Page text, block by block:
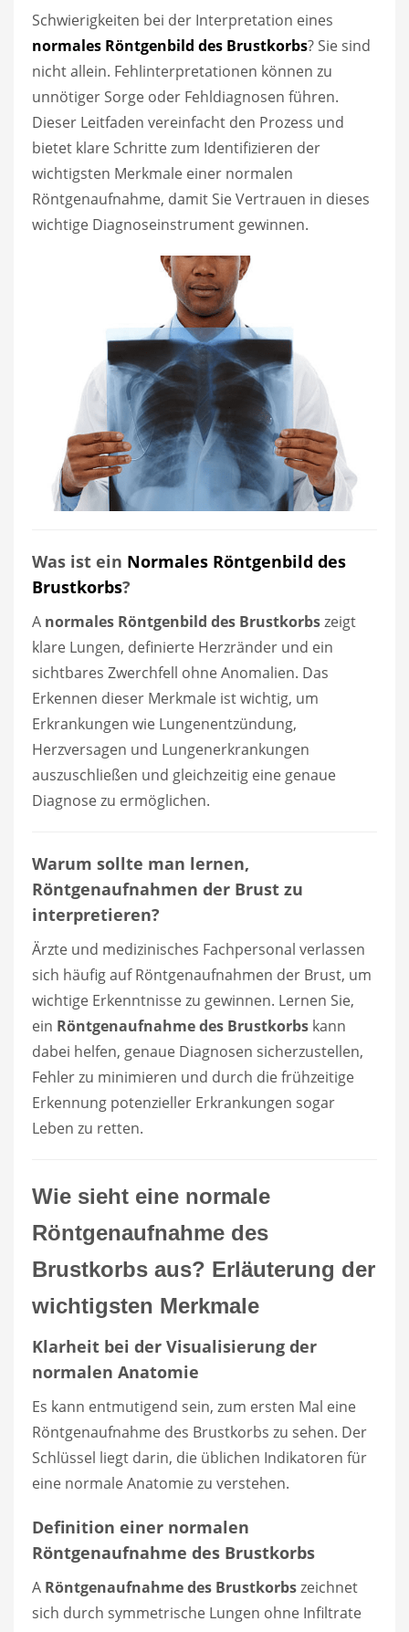
Schwierigkeiten bei der Interpretation eines
normales Röntgenbild des Brustkorbs? Sie sind
nicht allein. Fehlinterpretationen können zu
unnötiger Sorge oder Fehldiagnosen führen.
Dieser Leitfaden vereinfacht den Prozess und
bietet klare Schritte zum Identifizieren der
wichtigsten Merkmale einer normalen
Röntgenaufnahme, damit Sie Vertrauen in dieses
wichtige Diagnoseinstrument gewinnen.
Was ist ein Normales Röntgenbild des
Brustkorbs?
A normales Röntgenbild des Brustkorbszeigt
klare Lungen, definierte Herzränder und ein
sichtbares Zwerchfell ohne Anomalien. Das
Erkennen dieser Merkmale ist wichtig, um
Erkrankungen wie Lungenentzündung,
Herzversagen und Lungenerkrankungen
auszuschließen und gleichzeitig eine genaue
Diagnose zu ermöglichen.
Warum sollte man lernen,
Röntgenaufnahmen der Brust zu
interpretieren?
Ärzte und medizinisches Fachpersonal verlassen
sich häufig auf Röntgenaufnahmen der Brust, um
wichtige Erkenntnisse zu gewinnen. Lernen Sie,
ein Röntgenaufnahme des Brustkorbs kann
dabei helfen, genaue Diagnosen sicherzustellen,
Fehler zu minimieren und durch die frühzeitige
Erkennung potenzieller Erkrankungen sogar
Leben zu retten.
Wie sieht eine normale
Röntgenaufnahme des
Brustkorbs aus? Erläuterung der
wichtigsten Merkmale
Klarheit bei der Visualisierung der
normalen Anatomie
Es kann entmutigend sein, zum ersten Mal eine
Röntgenaufnahme des Brustkorbs zu sehen. Der
Schlüssel liegt darin, die üblichen Indikatoren für
eine normale Anatomie zu verstehen.
Definition einer normalen
Röntgenaufnahme des Brustkorbs
A Röntgenaufnahme des Brustkorbszeichnet
sich durch symmetrische Lungen ohne Infiltrate